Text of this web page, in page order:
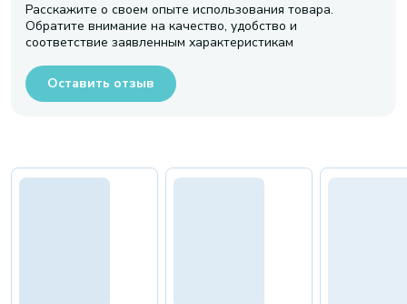
Расскажите о своем опыте использования товара.
Обратите внимание на качество, удобство и
соответствие заявленным характеристикам
Оставить отзыв